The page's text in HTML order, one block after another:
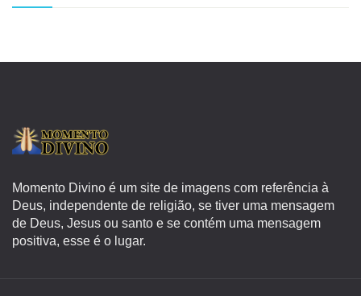
Momento Divino é um site de imagens com referência à
Deus, independente de religião, se tiver uma mensagem
de Deus, Jesus ou santo e se contém uma mensagem
positiva, esse é o lugar.